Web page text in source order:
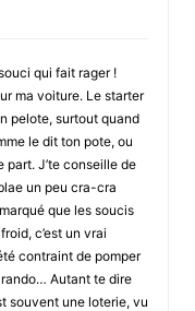
qui fait rager !
ma voiture. Le starter
pelote, surtout quand
le dit ton pote, ou
part. J’te conseille de
un peu cra-cra
que les soucis
c’est un vrai
contraint de pomper
Autant te dire
souvent une loterie, vu